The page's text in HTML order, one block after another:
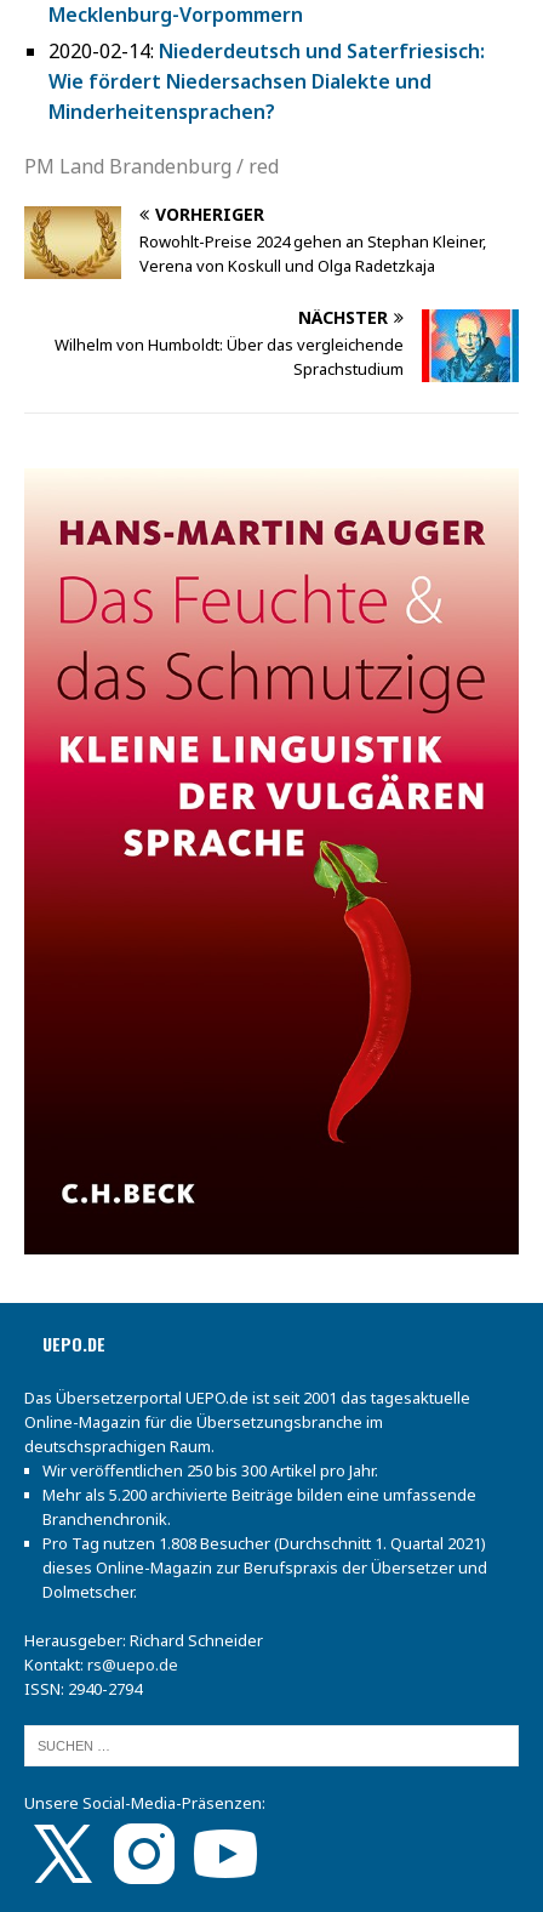
Mecklenburg-Vorpommern
2020-02-14: Niederdeutsch und Saterfriesisch:
Wie fördert Niedersachsen Dialekte und
Minderheitensprachen?
PM Land Brandenburg / red
VORHERIGER
Rowohlt-Preise 2024 gehen an Stephan Kleiner,
Verena von Koskull und Olga Radetzkaja
NÄCHSTER
Wilhelm von Humboldt: Über das vergleichende
Sprachstudium
UEPO.DE
Das Übersetzerportal UEPO.de ist seit 2001 das tagesaktuelle
Online-Magazin für die Übersetzungsbranche im
deutschsprachigen Raum.
Wir veröffentlichen 250 bis 300 Artikel pro Jahr.
Mehr als 5.200 archivierte Beiträge bilden eine umfassende
Branchenchronik.
Pro Tag nutzen 1.808 Besucher (Durchschnitt 1. Quartal 2021)
dieses Online-Magazin zur Berufspraxis der Übersetzer und
Dolmetscher.
Herausgeber: Richard Schneider
Kontakt: rs@uepo.de
ISSN: 2940-2794
Unsere Social-Media-Präsenzen: